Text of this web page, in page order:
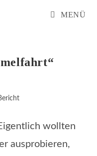
MENÜ
wollten
ausprobieren,